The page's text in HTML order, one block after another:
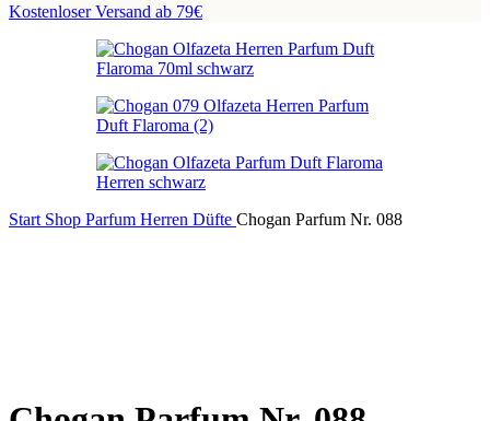
Kostenloser Versand ab 79€
Start Shop Parfum Herren Düfte Chogan Parfum Nr. 088